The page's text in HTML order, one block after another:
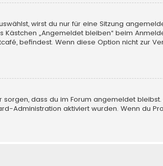
wirst du nur für eine Sitzung
„Angemeldet bleiben“ beim
befindest. Wenn diese Option nicht zur
dass du im Forum angemeldet
Administration aktiviert wurden. Wenn du